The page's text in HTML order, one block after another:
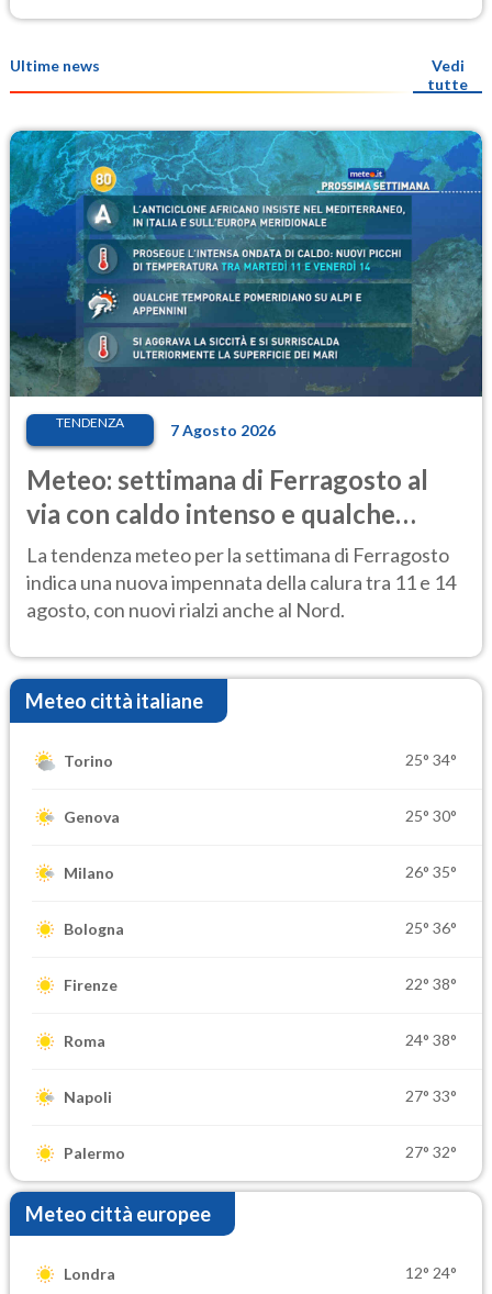
Ultime news
Vedi
tutte
TENDENZA 7 Agosto 2026
Meteo: settimana di Ferragosto al
via con caldo intenso e qualche
temporale
La tendenza meteo per la settimana di Ferragosto
indica una nuova impennata della calura tra 11 e 14
agosto, con nuovi rialzi anche al Nord.
Meteo città italiane
Torino 25° 34°
Genova 25° 30°
Milano 26° 35°
Bologna 25° 36°
Firenze 22° 38°
Roma 24° 38°
Napoli 27° 33°
Palermo 27° 32°
Meteo città europee
Londra 12° 24°